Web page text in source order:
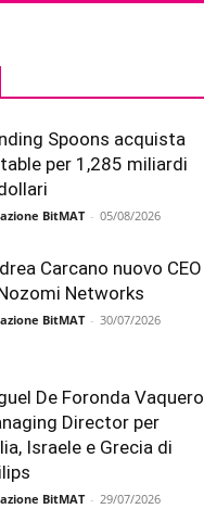
Spoons acquista
per 1,285 miliardi
BitMAT - 05/08/2026
Carcano nuovo CEO
Networks
BitMAT - 30/07/2026
De Foronda Vaquero
Director per
Israele e Grecia di
BitMAT - 29/07/2026